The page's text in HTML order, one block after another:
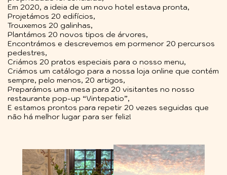
Em 2020, a ideia de um novo hotel estava pronta,
Projetámos 20 edifícios,
Trouxemos 20 galinhas,
Plantámos 20 novos tipos de árvores,
Encontrámos e descrevemos em pormenor 20 percursos
pedestres,
Criámos 20 pratos especiais para o nosso menu,
Criámos um catálogo para a nossa loja online que contém
sempre, pelo menos, 20 artigos,
Preparámos uma mesa para 20 visitantes no nosso
restaurante pop-up “Vintepatio”,
E estamos prontos para repetir 20 vezes seguidas que
não há melhor lugar para ser feliz!